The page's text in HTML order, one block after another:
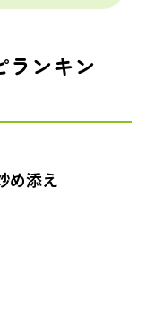
ランキン
め添え